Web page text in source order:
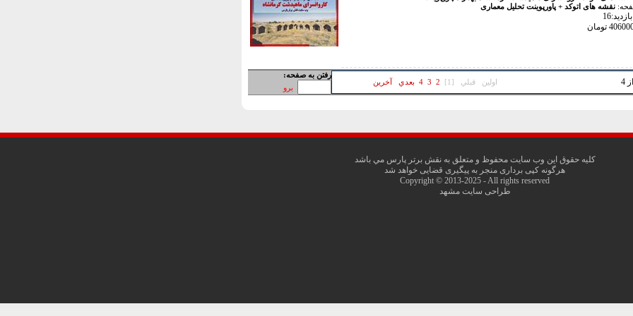
نقشه های اتوکد + پاورپوینت تحلیل معماری
اولين قبلي [1]
2
3
4 بعدي آخرين
رفتن به صفحه:
برو
کليه حقوق اين وب سايت محفوظ و متعلق به نقش برتر پارس مي باشد
هرگونه کپی برداری منجر به پیگیری قضایی خواهد شد
Copyright © 2013-2025 - All rights reserved
طراحی سایت مشهد